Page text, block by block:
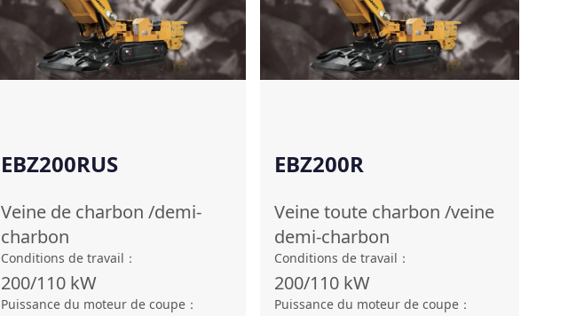
EBZ200RUS
Veine de charbon /demi-
charbon
Conditions de travail ：
200/110 kW
Puissance du moteur de coupe ：
EBZ200R
Veine toute charbon /veine
demi-charbon
Conditions de travail ：
200/110 kW
Puissance du moteur de coupe ：